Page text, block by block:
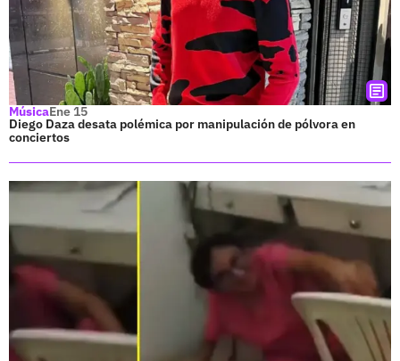
MúsicaEne 15
Diego Daza desata polémica por manipulación de pólvora en
conciertos